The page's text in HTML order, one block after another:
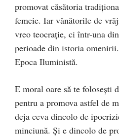
promovat căsătoria
femeie. Iar vânătorile de
vreo teocrație, ci într-una
perioade din istoria
Epoca Iluministă.
E moral oare să te folosești
pentru a promova astfel de
deja ceva dincolo de
minciună. Și e dincolo de